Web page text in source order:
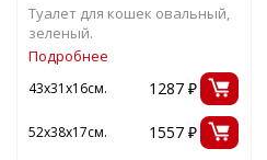
Туалет для кошек овальный,
зеленый.
Подробнее
43х31х16см. 1287 ₽
52х38х17см. 1557 ₽